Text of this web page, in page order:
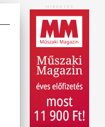
HIRDETÉS